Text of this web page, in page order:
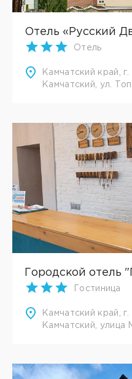
Отель «Русский
Отель
Камчатский край,
Камчатский, ул.
Городской отель
Гостиница
Камчатский край,
Камчатский, улица